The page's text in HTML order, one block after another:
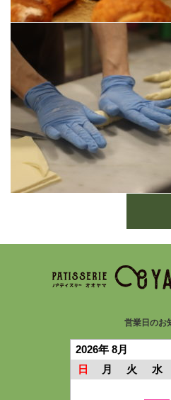
営業日のお
2026年 8月
日
月 火 水